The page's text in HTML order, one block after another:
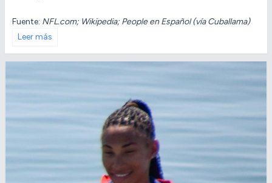
Fuente: NFL.com; Wikipedia; People en Español (vía Cuballama)
Leer más